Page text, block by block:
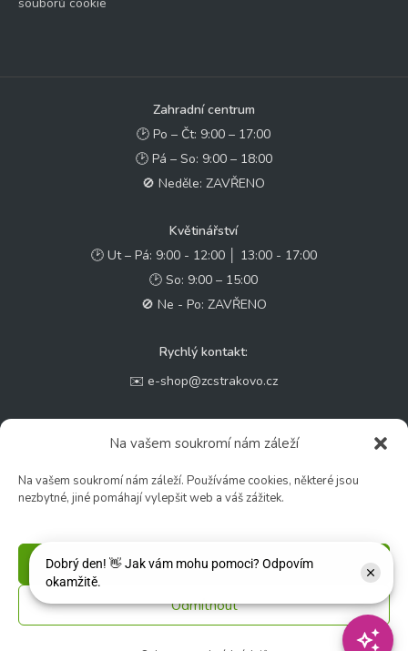
Na vašem soukromí nám záleží
Na vašem soukromí nám záleží. Používáme cookies, některé jsou
nezbytné, jiné pomáhají vylepšit web a váš zážitek.
Příjmout
Odmítnout
Zahradní centrum
🕑 Po – Čt: 9:00 – 17:00
🕑 Pá – So: 9:00 – 18:00
🚫 Neděle: ZAVŘENO
Květinářství
🕑 Ut – Pá: 9:00 - 12:00 │ 13:00 - 17:00
🕑 So: 9:00 – 15:00
🚫 Ne - Po: ZAVŘENO
Rychlý kontakt:
✉️ e-shop@zcstrakovo.cz
© 2026 Zahradní centrum "Strakovo" s.r.o. – Všechna práva vyhrazena. |